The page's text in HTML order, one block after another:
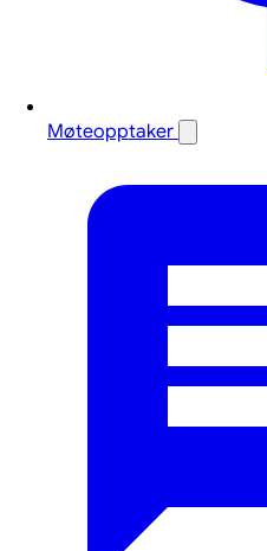
Møteopptaker